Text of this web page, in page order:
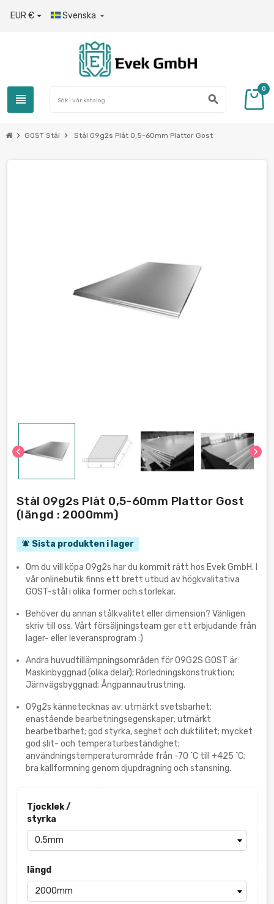
EUR € Svenska 
view_headline search
0
chevron_right GOST Stål chevron_right Stål 09g2s Plåt 0,5-60mm Plattor Gost
chevron_left chevron_right
Stål 09g2s Plåt 0,5-60mm Plattor Gost
(längd : 2000mm)
notifications_active Sista produkten i lager
Om du vill köpa 09g2s har du kommit rätt hos Evek GmbH. I
vår onlinebutik finns ett brett utbud av högkvalitativa
GOST-stål i olika former och storlekar.
Behöver du annan stålkvalitet eller dimension? Vänligen
skriv till oss. Vårt försäljningsteam ger ett erbjudande från
lager- eller leveransprogram :)
Andra huvudtillämpningsområden för 09G2S GOST är:
Maskinbyggnad (olika delar); Rörledningskonstruktion;
Järnvägsbyggnad; Ångpannautrustning.
09g2s kännetecknas av: utmärkt svetsbarhet;
enastående bearbetningsegenskaper; utmärkt
bearbetbarhet; god styrka, seghet och duktilitet; mycket
god slit- och temperaturbeständighet;
användningstemperaturområde från -70 ˚С till +425 ˚С;
bra kallformning genom djupdragning och stansning.
Tjocklek /
styrka
längd